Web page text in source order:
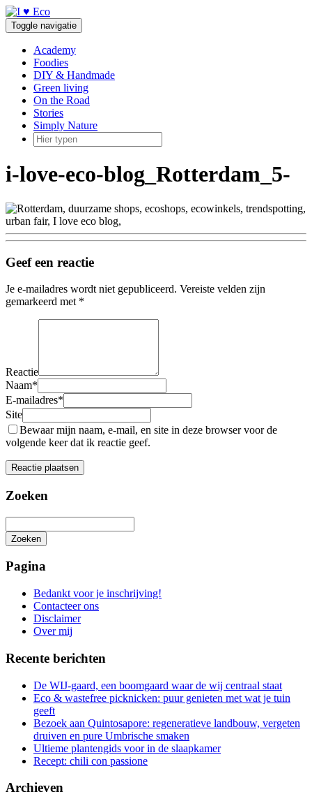
Doorgaan
naar
inhoud
Toggle navigatie
Academy
Foodies
DIY & Handmade
Green living
On the Road
Stories
Simply Nature
i-love-eco-blog_Rotterdam_5-
Geef een reactie
Je e-mailadres wordt niet gepubliceerd. Vereiste velden zijn
gemarkeerd met *
Reactie
Naam*
E-mailadres*
Site
Bewaar mijn naam, e-mail, en site in deze browser voor de
volgende keer dat ik reactie geef.
Zoeken
Zoeken
zoeken
Pagina
Bedankt voor je inschrijving!
Contacteer ons
Disclaimer
Over mij
Recente berichten
De WIJ-gaard, een boomgaard waar de wij centraal staat
Eco & wastefree picknicken: puur genieten met wat je tuin
geeft
Bezoek aan Quintosapore: regeneratieve landbouw, vergeten
druiven en pure Umbrische smaken
Ultieme plantengids voor in de slaapkamer
Recept: chili con passione
Archieven